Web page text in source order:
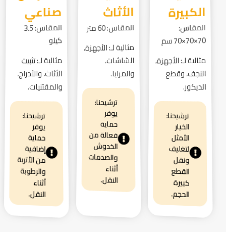
الكبيرة
المقاس:
70×70×70 سم
مثالية لـ: الأجهزة،
النجف، وقطع
الديكور.
ترشيحنا:
الخيار
الأمثل
لتغليف
ونقل
القطع
كبيرة
الحجم.
الأثاث
المقاس: 60 متر
مثالية لـ: الأجهزة،
الشاشات،
والمرايا.
ترشيحنا:
يوفر
حماية
فعالة من
الخدوش
والصدمات
أثناء
النقل.
صناعي
المقاس: 3.5
كيلو
مثالية لـ: تثبيت
الأثاث، والأدراج،
والمقتنيات.
ترشيحنا:
يوفر
حماية
إضافية
من الأتربة
والرطوبة
أثناء
النقل.